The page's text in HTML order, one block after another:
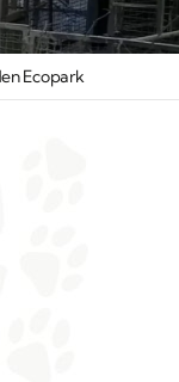
Ecopark